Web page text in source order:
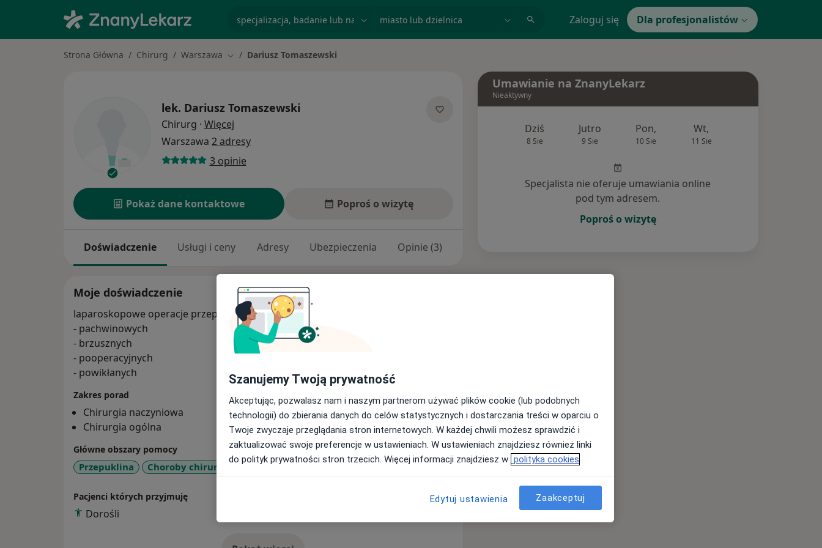
Zaloguj się Dla profesjonalistów
Strona Główna Chirurg Warszawa Zmień miasto
Dariusz Tomaszewski
lek. Dariusz Tomaszewski
Chirurg · Więcej
Warszawa 2 adresy
3 opinie
Pokaż dane kontaktowe Poproś o wizytę
Doświadczenie Usługi i ceny Adresy Ubezpieczenia Opinie (3)
Moje doświadczenie
laparoskopowe operacje przepuklin:
- pachwinowych
- brzusznych
- pooperacyjnych
- powikłanych
Zakres porad
Chirurgia naczyniowa
Chirurgia ogólna
Główne obszary pomocy
Przepuklina Choroby chirurgiczne +1 a11y_sr_more_diseases
Pacjenci których przyjmuję
Dorośli
Umawianie na ZnanyLekarz
Nieaktywny
Dziś
8 Sie
Jutro
9 Sie
Pon,
10 Sie
Wt,
11 Sie
Specjalista nie oferuje umawiania online
pod tym adresem.
Poproś o wizytę
Szanujemy Twoją prywatność
Akceptując, pozwalasz nam i naszym partnerom używać plików cookie (lub podobnych
technologii) do zbierania danych do celów statystycznych i dostarczania treści w oparciu o
Twoje zwyczaje przeglądania stron internetowych. W każdej chwili możesz sprawdzić i
zaktualizować swoje preferencje w ustawieniach. W ustawieniach znajdziesz również linki
do polityk prywatności stron trzecich. Więcej informacji znajdziesz w polityka cookies
Edytuj ustawienia Zaakceptuj